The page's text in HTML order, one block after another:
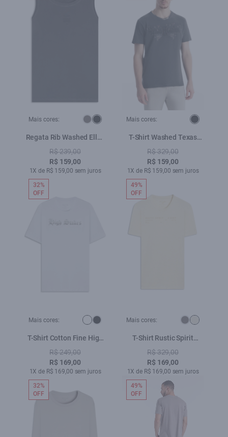
Mais cores:
Regata Rib Washed Ellus
Crafted Slim Preto
R$ 239,00
R$ 159,00
1X de R$ 159,00 sem juros
Mais cores:
T-Shirt Washed Texas
Holden Preto
R$ 329,00
R$ 159,00
1X de R$ 159,00 sem juros
Mais cores:
T-Shirt Cotton Fine High
Stakes Branco
R$ 249,00
R$ 169,00
1X de R$ 169,00 sem juros
32%
OFF
Mais cores:
T-Shirt Rustic Spirit
Natural
R$ 329,00
R$ 169,00
1X de R$ 169,00 sem juros
49%
OFF
32%
OFF
49%
OFF